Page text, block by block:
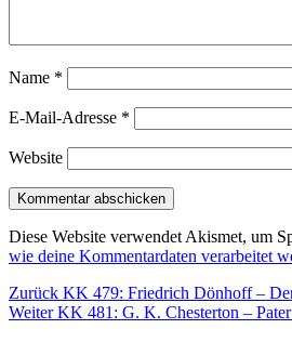
Name *
E-Mail-Adresse *
Website
Diese Website verwendet Akismet, um
wie deine Kommentardaten verarbeitet
Beitragsnavigation
Zurück Vorheriger
Beitrag:
KK 479: Friedrich Dönhoff –
Weiter Nächster
KK 481: G. K. Chesterton –